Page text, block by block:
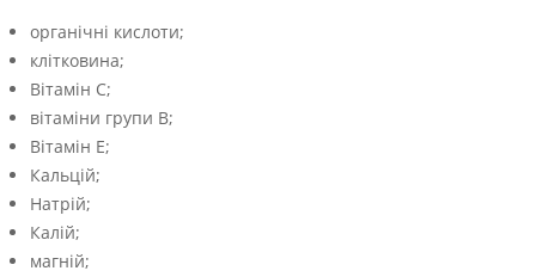
органічні кислоти;
клітковина;
Вітамін C;
вітаміни групи В;
Вітамін Е;
Кальцій;
Натрій;
Калій;
магній;